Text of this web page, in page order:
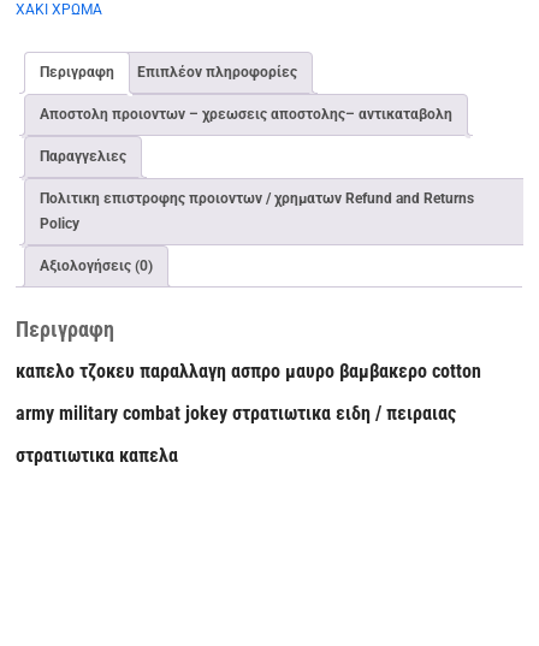
cotton
military
combat
jokey
στρατιωτικα
πειραιας
ποσότητα
ΧΑΚΙ ΧΡΩΜΑ
Περιγραφη Επιπλέον πληροφορίες
Αποστολη προιοντων – χρεωσεις αποστολης– αντικαταβολη
Παραγγελιες
Πολιτικη επιστροφης προιοντων / χρηματων Refund and Returns
Policy
Αξιολογήσεις (0)
Περιγραφη
καπελο τζοκευ παραλλαγη ασπρο μαυρο βαμβακερο cotton
army military combat jokey στρατιωτικα ειδη / πειραιας
στρατιωτικα καπελα